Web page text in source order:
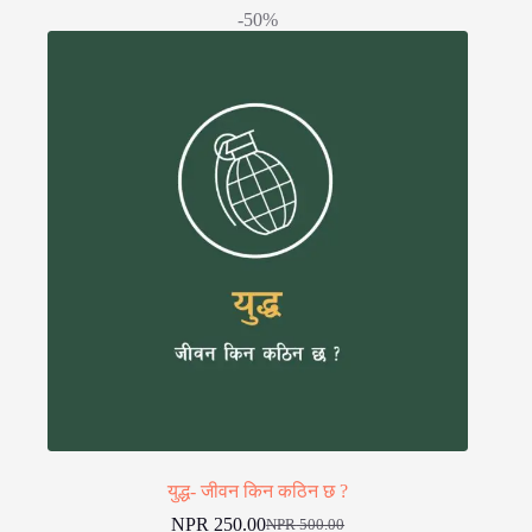
-50%
युद्ध- जीवन किन कठिन छ ?
NPR500.00
NPR 250.00